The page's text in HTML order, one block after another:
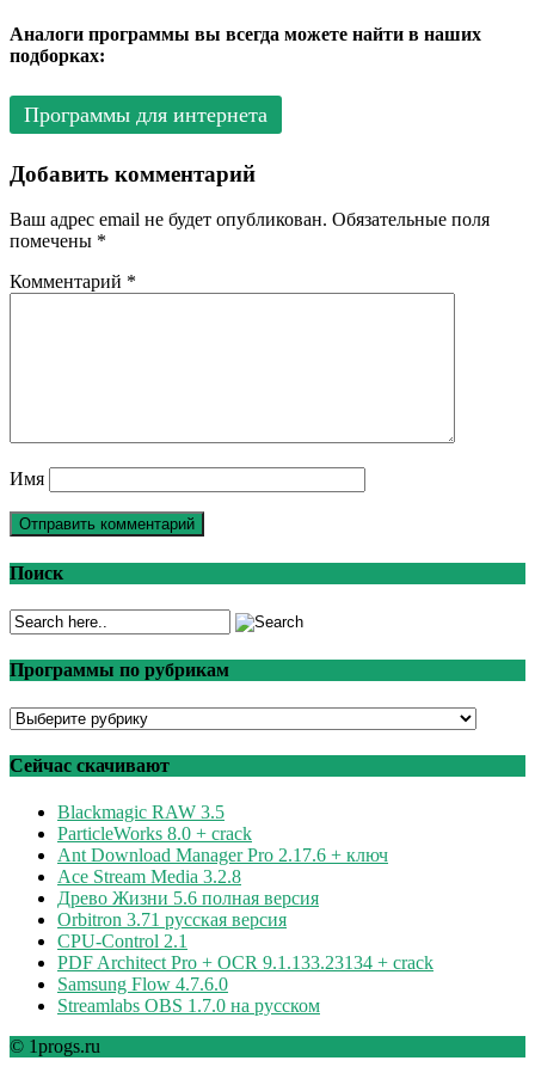
Аналоги программы вы всегда можете найти в наших
подборках:
Программы для интернета
Добавить комментарий
Ваш адрес email не будет опубликован. Обязательные поля
помечены *
Комментарий *
Имя
Поиск
Программы по рубрикам
Программы
рубрикам
Сейчас скачивают
Blackmagic RAW 3.5
ParticleWorks 8.0 + crack
Ant Download Manager Pro 2.17.6 + ключ
Ace Stream Media 3.2.8
Древо Жизни 5.6 полная версия
Orbitron 3.71 русская версия
CPU-Control 2.1
PDF Architect Pro + OCR 9.1.133.23134 + crack
Samsung Flow 4.7.6.0
Streamlabs OBS 1.7.0 на русском
© 1progs.ru